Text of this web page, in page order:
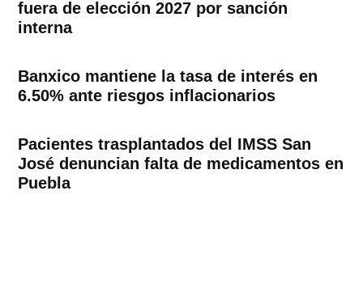
fuera de elección 2027 por sanción
interna
Banxico mantiene la tasa de interés en
6.50% ante riesgos inflacionarios
Pacientes trasplantados del IMSS San
José denuncian falta de medicamentos en
Puebla